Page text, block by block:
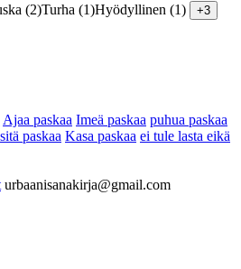
(2)Turha (1)Hyödyllinen (1)
+3
Ajaa paskaa Imeä paskaa puhua paskaa
sitä paskaa Kasa paskaa ei tule lasta eikä
urbaanisanakirja@gmail.com